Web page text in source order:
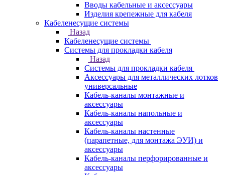
Вводы кабельные и аксессуары
Изделия крепежные для кабеля
Кабеленесущие системы
Назад
Кабеленесущие системы
Системы для прокладки кабеля
Назад
Системы для прокладки кабеля
Аксессуары для металлических лотков
универсальные
Кабель-каналы монтажные и
аксессуары
Кабель-каналы напольные и
аксессуары
Кабель-каналы настенные
(парапетные, для монтажа ЭУИ) и
аксессуары
Кабель-каналы перфорированные и
аксессуары